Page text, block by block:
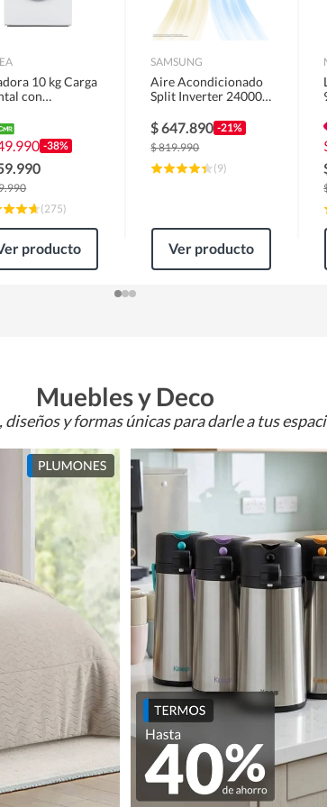
10 kg Carga
con
W2
-38%
(275)
producto
SAMSUNG
Aire Acondicionado
Split Inverter 24000
$647.890 -21%
$819.990
(9)
Ver producto
Muebles y Deco
y formas únicas para darle a tus